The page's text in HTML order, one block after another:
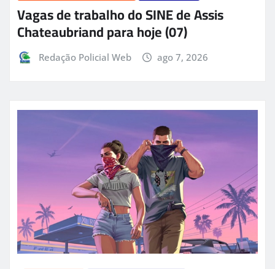
Vagas de trabalho do SINE de Assis
Chateaubriand para hoje (07)
Redação Policial Web ago 7, 2026